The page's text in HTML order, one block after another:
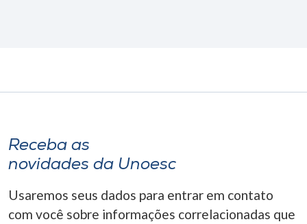
Receba as
novidades da Unoesc
Usaremos seus dados para entrar em contato
com você sobre informações correlacionadas que